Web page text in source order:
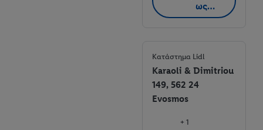
ως
αγαπημέν
Κατάστημα Lidl
Karaoli & Dimitriou
149, 562 24
Evosmos
+ 1